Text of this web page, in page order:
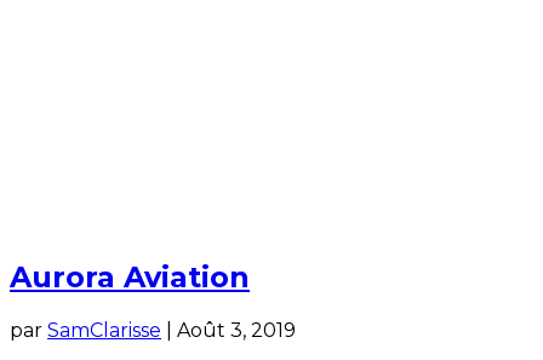
Aurora Aviation
par SamClarisse
Août 3, 2019